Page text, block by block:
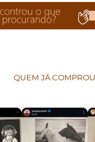
QUEM JÁ COMPROU